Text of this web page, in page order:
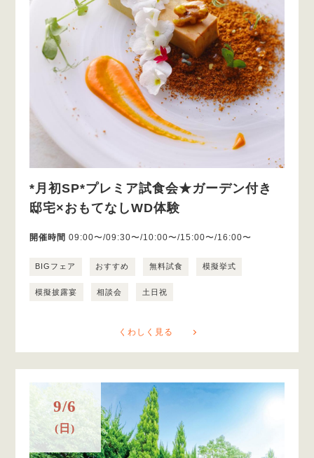
*月初SP*プレミア試食会★ガーデン付き
邸宅×おもてなしWD体験
開催時間 09:00〜/09:30〜/10:00〜/15:00〜/16:00〜
BIGフェア おすすめ 無料試食 模擬挙式
模擬披露宴 相談会 土日祝
くわしく見る
9/6
(日)